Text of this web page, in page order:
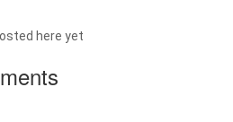
here yet